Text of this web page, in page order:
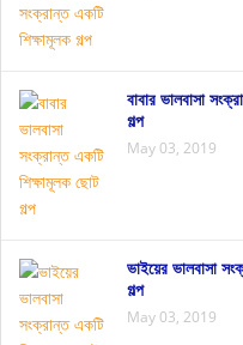
বাবার ভালবাসা
গল্প
May 03, 2019
ভাইয়ের ভালবাসা
গল্প
May 03, 2019